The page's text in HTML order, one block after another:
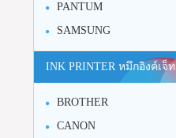
PANTUM
SAMSUNG
INK PRINTER หมึกอิงค์เจ็ท
BROTHER
CANON